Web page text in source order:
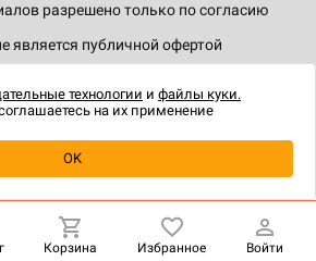
о наличии
разрешено только по согласию
является публичной офертой
Корзина Избранное Войти
технологии и файлы куки.
на их применение
OK